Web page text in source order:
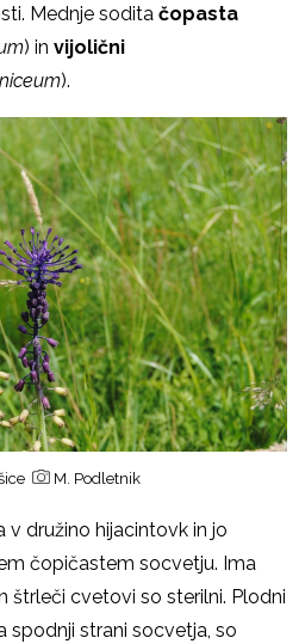
Mednje sodita čopasta
) in vijolični
).
M. Podletnik
v družino hijacintovk in jo
čopičastem socvetju. Ima
štrleči cvetovi so sterilni. Plodni
spodnji strani socvetja, so